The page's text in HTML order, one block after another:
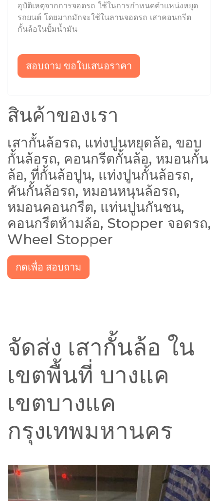
อุบัติเหตุจากการจอดรถ ใช้ในการกำหนดตำแหน่งหยุด
รถยนต์ โดยมากมักจะใช้ในลานจอดรถ เสาคอนกรีต
กั้นล้อในปั้มน้ำมัน
สอบถาม ขอใบเสนอราคา
สินค้าของเรา
เสากั้นล้อรถ, แท่งปูนหยุดล้อ, ขอบ
กั้นล้อรถ, คอนกรีตกั้นล้อ, หมอนกั้น
ล้อ, ที่กั้นล้อปูน, แท่งปูนกั้นล้อรถ,
คันกั้นล้อรถ, หมอนหนุนล้อรถ,
หมอนคอนกรีต, แท่นปูนกันชน,
คอนกรีตห้ามล้อ, Stopper จอดรถ,
Wheel Stopper
กดเพื่อ สอบถาม
จัดส่ง เสากั้นล้อ ใน
เขตพื้นที่ บางแค
เขตบางแค
กรุงเทพมหานคร